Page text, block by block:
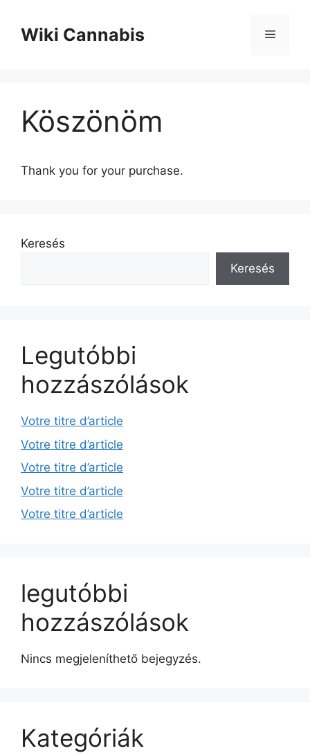
tartalomba
Wiki Cannabis Menü
Köszönöm
Thank you for your purchase.
Keresés
Keresés
Legutóbbi
hozzászólások
Votre titre d’article
Votre titre d’article
Votre titre d’article
Votre titre d’article
Votre titre d’article
legutóbbi
hozzászólások
Nincs megjeleníthető bejegyzés.
Kategóriák